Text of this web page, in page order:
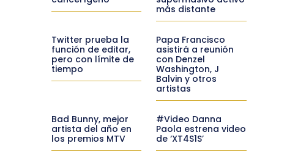
más distante
Twitter prueba la
función de editar,
pero con límite de
tiempo
Papa Francisco
asistirá a reunión
con Denzel
Washington, J
Balvin y otros
artistas
Bad Bunny, mejor
artista del año en
los premios MTV
#Video Danna
Paola estrena video
de ‘XT4S1S’